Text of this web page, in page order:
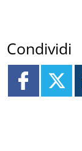
Condividi